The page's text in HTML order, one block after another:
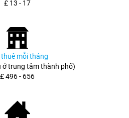
£ 13 - 17
thuê mỗi tháng
ở trung tâm thành phố)
£ 496 - 656